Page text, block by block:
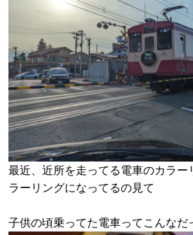
最近、近所を走ってる電車のカラー
ラーリングになってるの見て
子供の頃乗ってた電車ってこんなだ